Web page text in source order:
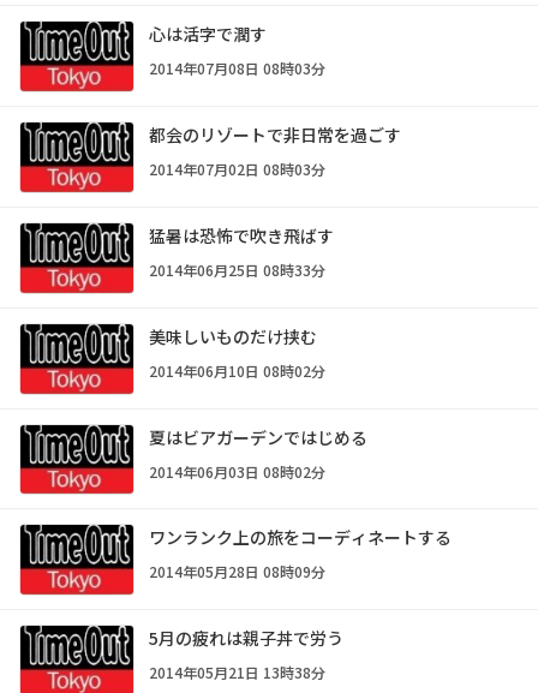
心は活字で潤す
2014年07月08日 08時03分
都会のリゾートで非日常を過ごす
2014年07月02日 08時03分
猛暑は恐怖で吹き飛ばす
2014年06月25日 08時33分
美味しいものだけ挟む
2014年06月10日 08時02分
夏はビアガーデンではじめる
2014年06月03日 08時02分
ワンランク上の旅をコーディネートする
2014年05月28日 08時09分
5月の疲れは親子丼で労う
2014年05月21日 13時38分